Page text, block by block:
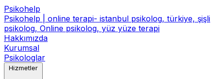
Psikohelp
Psikohelp | online terapi- istanbul psikolog, türkiye, şişli
psikolog, Online psikolog, yüz yüze terapi
Hakkımızda
Kurumsal
Psikologlar
Hizmetler